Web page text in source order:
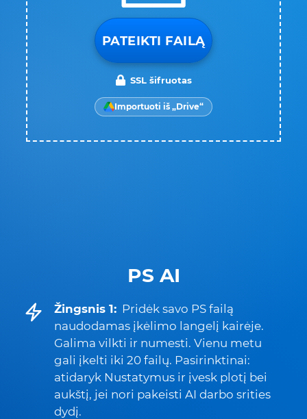
PS AI
Žingsnis 1: Pridėk savo PS failą
naudodamas įkėlimo langelį kairėje.
Galima vilkti ir numesti. Vienu metu
gali įkelti iki 20 failų. Pasirinktinai:
atidaryk Nustatymus ir įvesk plotį bei
aukštį, jei nori pakeisti AI darbo srities
dydį.
PATEIKTI FAILĄ
SSL šifruotas
Importuoti iš „Drive“